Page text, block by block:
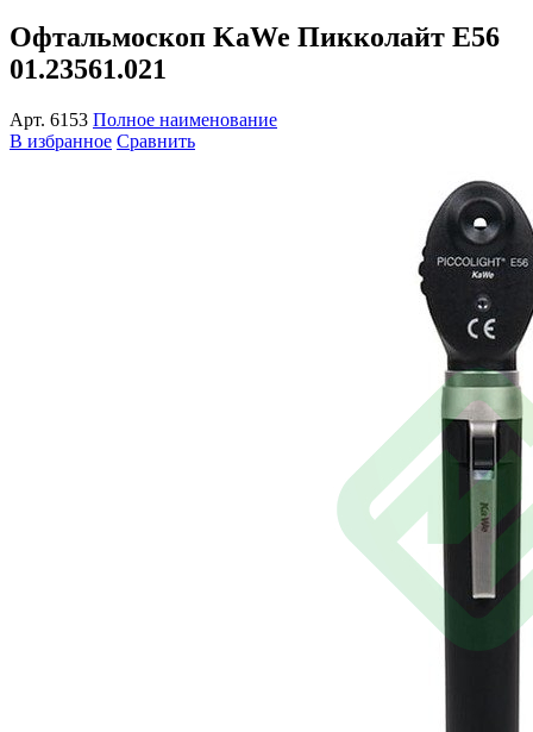
Офтальмоскоп KaWe Пикколайт E56
01.23561.021
Арт. 6153 Полное наименование
В избранное Сравнить